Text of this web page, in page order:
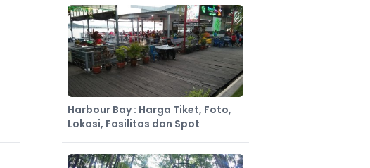
Harbour Bay : Harga Tiket, Foto,
Lokasi, Fasilitas dan Spot